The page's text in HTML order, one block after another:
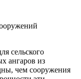
сельского
ангаров из
чем сооружения